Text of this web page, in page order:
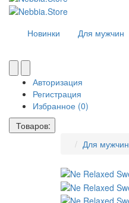
Новинки Для мужчин
Авторизация
Регистрация
Избранное (0)
Товаров:
Для мужчин